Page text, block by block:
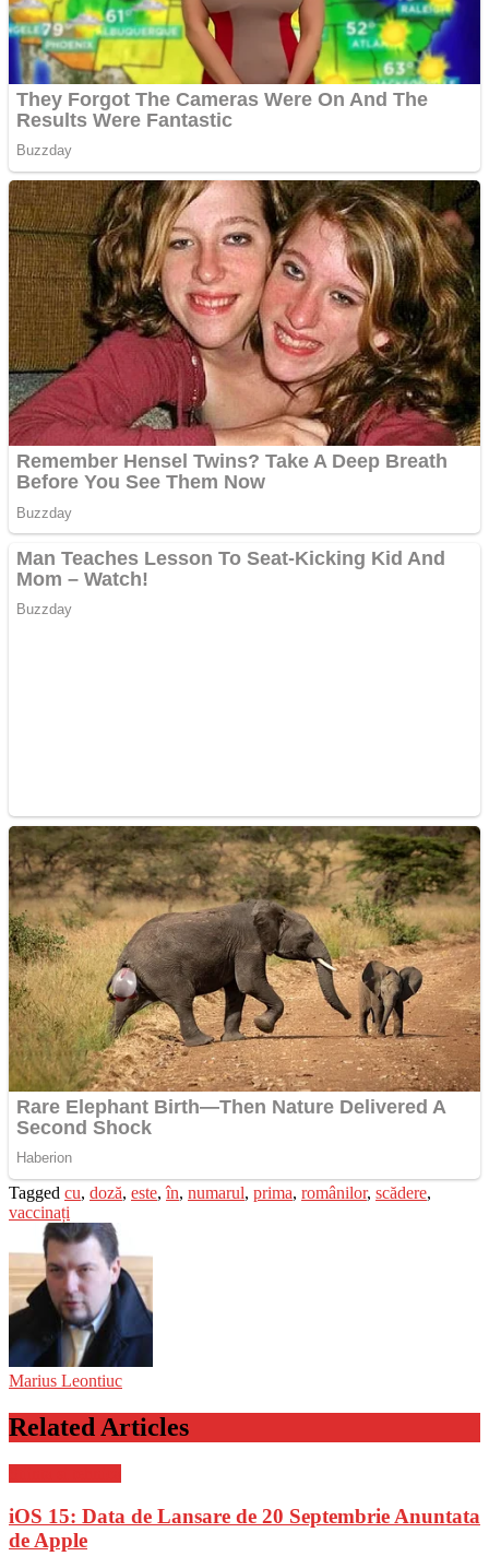
Tagged cu, doză, este,în, numarul, prima, românilor, scădere,
vaccinați
Marius Leontiuc
Related Articles
iOS 15: Data de Lansare de 20 Septembrie Anuntata
de Apple